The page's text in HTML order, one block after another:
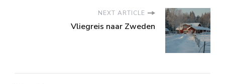
NEXT ARTICLE
Vliegreis naar Zweden